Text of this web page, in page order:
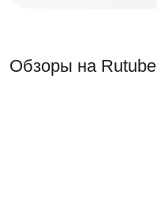
Обзоры на Rutube